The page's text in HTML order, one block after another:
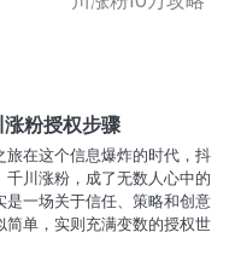
粉授权步骤
在这个信息爆炸的时代，抖
川涨粉，成了无数人心中的
一场关于信任、策略和创意
单，实则充满变数的授权世